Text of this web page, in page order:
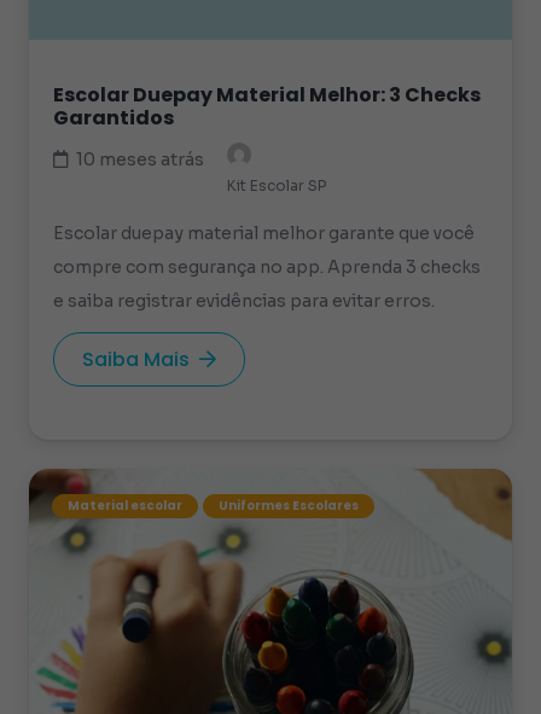
Escolar Duepay Material Melhor: 3 Checks
Garantidos
10 meses atrás
Kit Escolar SP
Escolar duepay material melhor garante que você
compre com segurança no app. Aprenda 3 checks
e saiba registrar evidências para evitar erros.
Saiba Mais
Material escolar Uniformes Escolares